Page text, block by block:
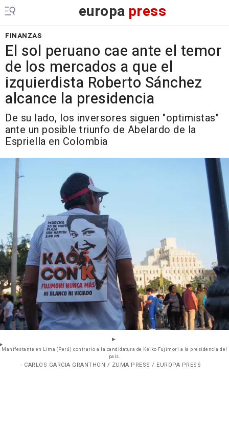
europa press
FINANZAS
El sol peruano cae ante el temor
de los mercados a que el
izquierdista Roberto Sánchez
alcance la presidencia
De su lado, los inversores siguen "optimistas"
ante un posible triunfo de Abelardo de la
Espriella en Colombia
Manifestante en Lima (Perú) contrario a la candidatura de Keiko Fujimori a la presidencia del
país.
- CARLOS GARCIA GRANTHON / ZUMA PRESS / EUROPA PRESS